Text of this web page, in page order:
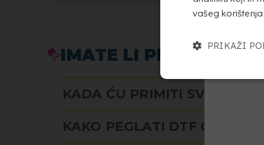
IMATE LI PITANJA O
KADA ĆU PRIMITI SVOJU
KAKO PEGLATI DTF OTISAK?
vašeg
PRIKAŽI